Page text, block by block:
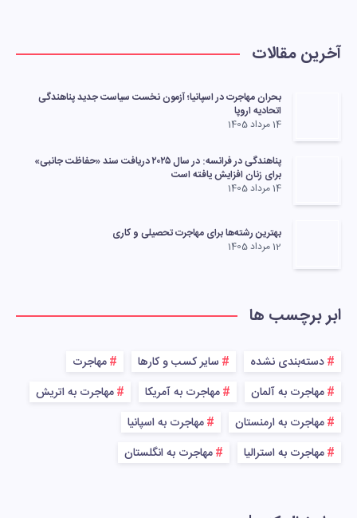
آخرین مقالات
بحران مهاجرت در اسپانیا؛ آزمون نخست سیاست جدید پناهندگی
اتحادیه اروپا
14 مرداد 1405
پناهندگی در فرانسه: در سال ۲۰۲۵ دریافت سند «حفاظت جانبی»
برای زنان افزایش یافته است
14 مرداد 1405
بهترین رشته‌ها برای مهاجرت تحصیلی و کاری
12 مرداد 1405
ابر برچسب ها
دسته‌بندی نشده سایر کسب و کارها
مهاجرت
مهاجرت به آلمان
مهاجرت به آمریکا
مهاجرت به اتریش
مهاجرت به ارمنستان
مهاجرت به اسپانیا
مهاجرت به استرالیا
مهاجرت به انگلستان